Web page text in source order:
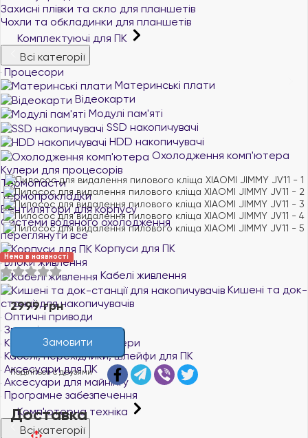
Захисні плівки та скло для планшетів
Чохли та обкладинки для планшетів
Комплектуючі для ПК
Всі категорії
Процесори
Материнські плати
Відеокарти
Модулі пам'яті
SSD накопичувачі
HDD накопичувачі
Охолодження комп'ютера
Кулери для процесорів
Термопасти
Термопрокладки
Вентилятори для корпусу
Системи водяного охолодження
переглянути все
Корпуси для ПК
Блоки живлення
Кабелі живлення
Кишені та док-
станції для накопичувачів
Оптичні приводи
Звукові карти
Контролери та адаптери
Кабелі, перехідники, шлейфи для ПК
Аксесуари для ПК
Аксесуари для майнінгу
Програмне забезпечення
Комп'ютерна техніка
Всі категорії
Нема в наявності
2999 грн
Замовити
Поділіться с друзями
Доставка